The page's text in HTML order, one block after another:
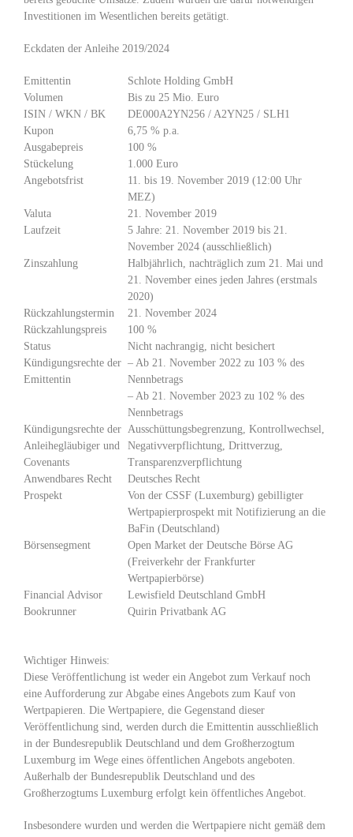
Investitionen im Wesentlichen bereits getätigt.
Eckdaten der Anleihe 2019/2024
Emittentin
Schlote Holding GmbH
Volumen
Bis zu 25 Mio. Euro
ISIN / WKN / BK
DE000A2YN256 / A2YN25 / SLH1
Kupon
6,75 % p.a.
Ausgabepreis
100 %
Stückelung
1.000 Euro
Angebotsfrist
11. bis 19. November 2019 (12:00 Uhr
MEZ)
Valuta
21. November 2019
Laufzeit
5 Jahre: 21. November 2019 bis 21.
November 2024 (ausschließlich)
Zinszahlung
Halbjährlich, nachträglich zum 21. Mai und
21. November eines jeden Jahres (erstmals
2020)
Rückzahlungstermin
21. November 2024
Rückzahlungspreis
100 %
Status
Nicht nachrangig, nicht besichert
Kündigungsrechte der
Emittentin
– Ab 21. November 2022 zu 103 % des
Nennbetrags
– Ab 21. November 2023 zu 102 % des
Nennbetrags
Kündigungsrechte der
Anleihegläubiger und
Covenants
Ausschüttungsbegrenzung, Kontrollwechsel,
Negativverpflichtung, Drittverzug,
Transparenzverpflichtung
Anwendbares Recht
Deutsches Recht
Prospekt
Von der CSSF (Luxemburg) gebilligter
Wertpapierprospekt mit Notifizierung an die
BaFin (Deutschland)
Börsensegment
Open Market der Deutsche Börse AG
(Freiverkehr der Frankfurter
Wertpapierbörse)
Financial Advisor
Lewisfield Deutschland GmbH
Bookrunner
Quirin Privatbank AG
Wichtiger Hinweis:
Diese Veröffentlichung ist weder ein Angebot zum Verkauf noch
eine Aufforderung zur Abgabe eines Angebots zum Kauf von
Wertpapieren. Die Wertpapiere, die Gegenstand dieser
Veröffentlichung sind, werden durch die Emittentin ausschließlich
in der Bundesrepublik Deutschland und dem Großherzogtum
Luxemburg im Wege eines öffentlichen Angebots angeboten.
Außerhalb der Bundesrepublik Deutschland und des
Großherzogtums Luxemburg erfolgt kein öffentliches Angebot.
Insbesondere wurden und werden die Wertpapiere nicht gemäß dem